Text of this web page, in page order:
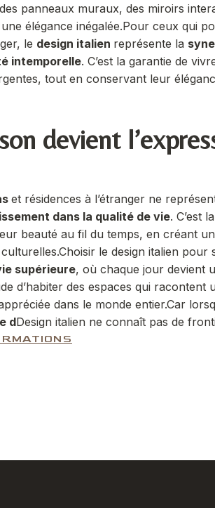
panneaux muraux, des miroirs
élégance inégalée.Pour ceux qui
le design italien représente la
intemporelle. C’est la garantie de
tout en conservant leur
devient
et résidences à l’étranger ne
dans la qualité de vie. C’est
beauté au fil du temps, en créant un
Choisir le design italien pour
supérieure, où chaque jour devient
d’habiter des espaces qui
dans le monde entier.Car
dDesign italien ne connaît pas de